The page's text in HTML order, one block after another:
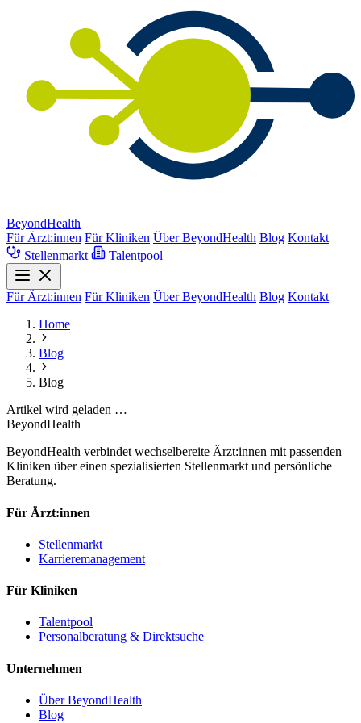
BeyondHealth
Für Ärzt:innen Für Kliniken Über BeyondHealth Blog Kontakt
Stellenmarkt
Talentpool
Für Ärzt:innen Für Kliniken Über BeyondHealth Blog Kontakt
Home
Blog
Blog
Artikel wird geladen …
BeyondHealth
BeyondHealth verbindet wechselbereite Ärzt:innen mit passenden
Kliniken über einen spezialisierten Stellenmarkt und persönliche
Beratung.
Für Ärzt:innen
Stellenmarkt
Karrieremanagement
Für Kliniken
Talentpool
Personalberatung & Direktsuche
Unternehmen
Über BeyondHealth
Blog